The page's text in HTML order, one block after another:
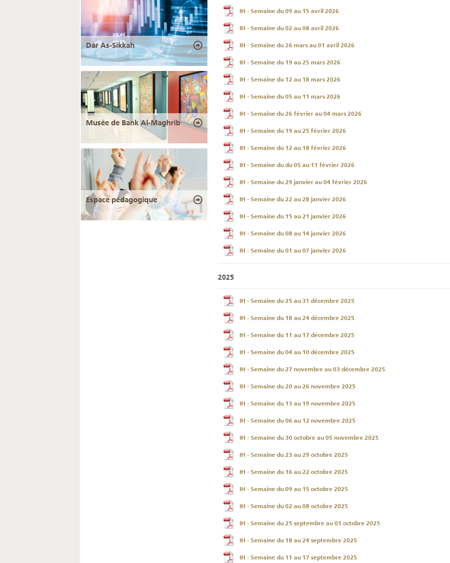
IH - Semaine du 09 au 15 avril 2026
IH - Semaine du 02 au 08 avril 2026
IH - Semaine du 26 mars au 01 avril 2026
IH - Semaine du 19 au 25 mars 2026
IH - Semaine du 12 au 18 mars 2026
IH - Semaine du 05 au 11 mars 2026
IH - Semaine du 26 février au 04 mars 2026
IH - Semaine du 19 au 25 février 2026
IH - Semaine du 12 au 18 février 2026
IH - Semaine du du 05 au 11 février 2026
IH - Semaine du 29 janvier au 04 février 2026
IH - Semaine du 22 au 28 janvier 2026
IH - Semaine du 15 au 21 janvier 2026
IH - Semaine du 08 au 14 janvier 2026
IH - Semaine du 01 au 07 janvier 2026
2025
IH - Semaine du 25 au 31 décembre 2025
IH - Semaine du 18 au 24 décembre 2025
IH - Semaine du 11 au 17 décembre 2025
IH - Semaine du 04 au 10 décembre 2025
IH - Semaine du 27 novembre au 03 décembre 2025
IH - Semaine du 20 au 26 novembre 2025
IH - Semaine du 13 au 19 novembre 2025
IH - Semaine du 06 au 12 novembre 2025
IH - Semaine du 30 octobre au 05 novembre 2025
IH - Semaine du 23 au 29 octobre 2025
IH - Semaine du 16 au 22 octobre 2025
IH - Semaine du 09 au 15 octobre 2025
IH - Semaine du 02 au 08 octobre 2025
IH - Semaine du 25 septembre au 01 octobre 2025
IH - Semaine du 18 au 24 septembre 2025
IH - Semaine du 11 au 17 septembre 2025
Dar As-Sikkah
Musée de Bank Al-Maghrib
Espace pédagogique